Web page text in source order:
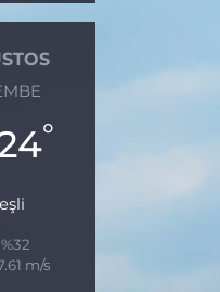
°
m/s